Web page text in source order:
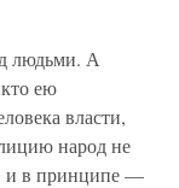
людьми. А
ею
власти,
народ не
и в принципе —